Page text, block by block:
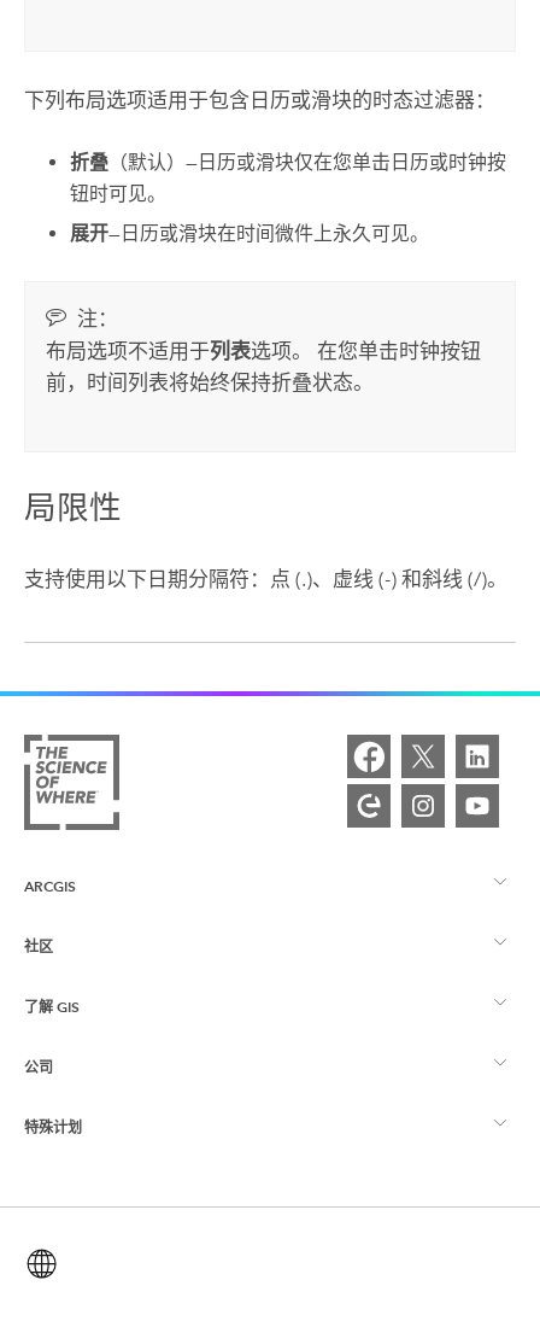
下列布局选项适用于包含日历或滑块的时态过滤器：
折叠 （默认）—日历或滑块仅在您单击日历或时钟按
钮时可见。
展开—日历或滑块在时间微件上永久可见。
注：
布局选项不适用于列表选项。 在您单击时钟按钮
前，时间列表将始终保持折叠状态。
局限性
支持使用以下日期分隔符：点 (.)、虚线 (-) 和斜线 (/)。
ARCGIS
ArcGIS 概览
制图
社区
Esri 社区
ArcGIS 博客
用户研究和测试
Esri 年轻专家关系网
了解 GIS
什么是 GIS？
位置智能
培训
ArcUser
公司
关于 Esri
招贤纳士
特殊计划
ArcGIS for Student Use